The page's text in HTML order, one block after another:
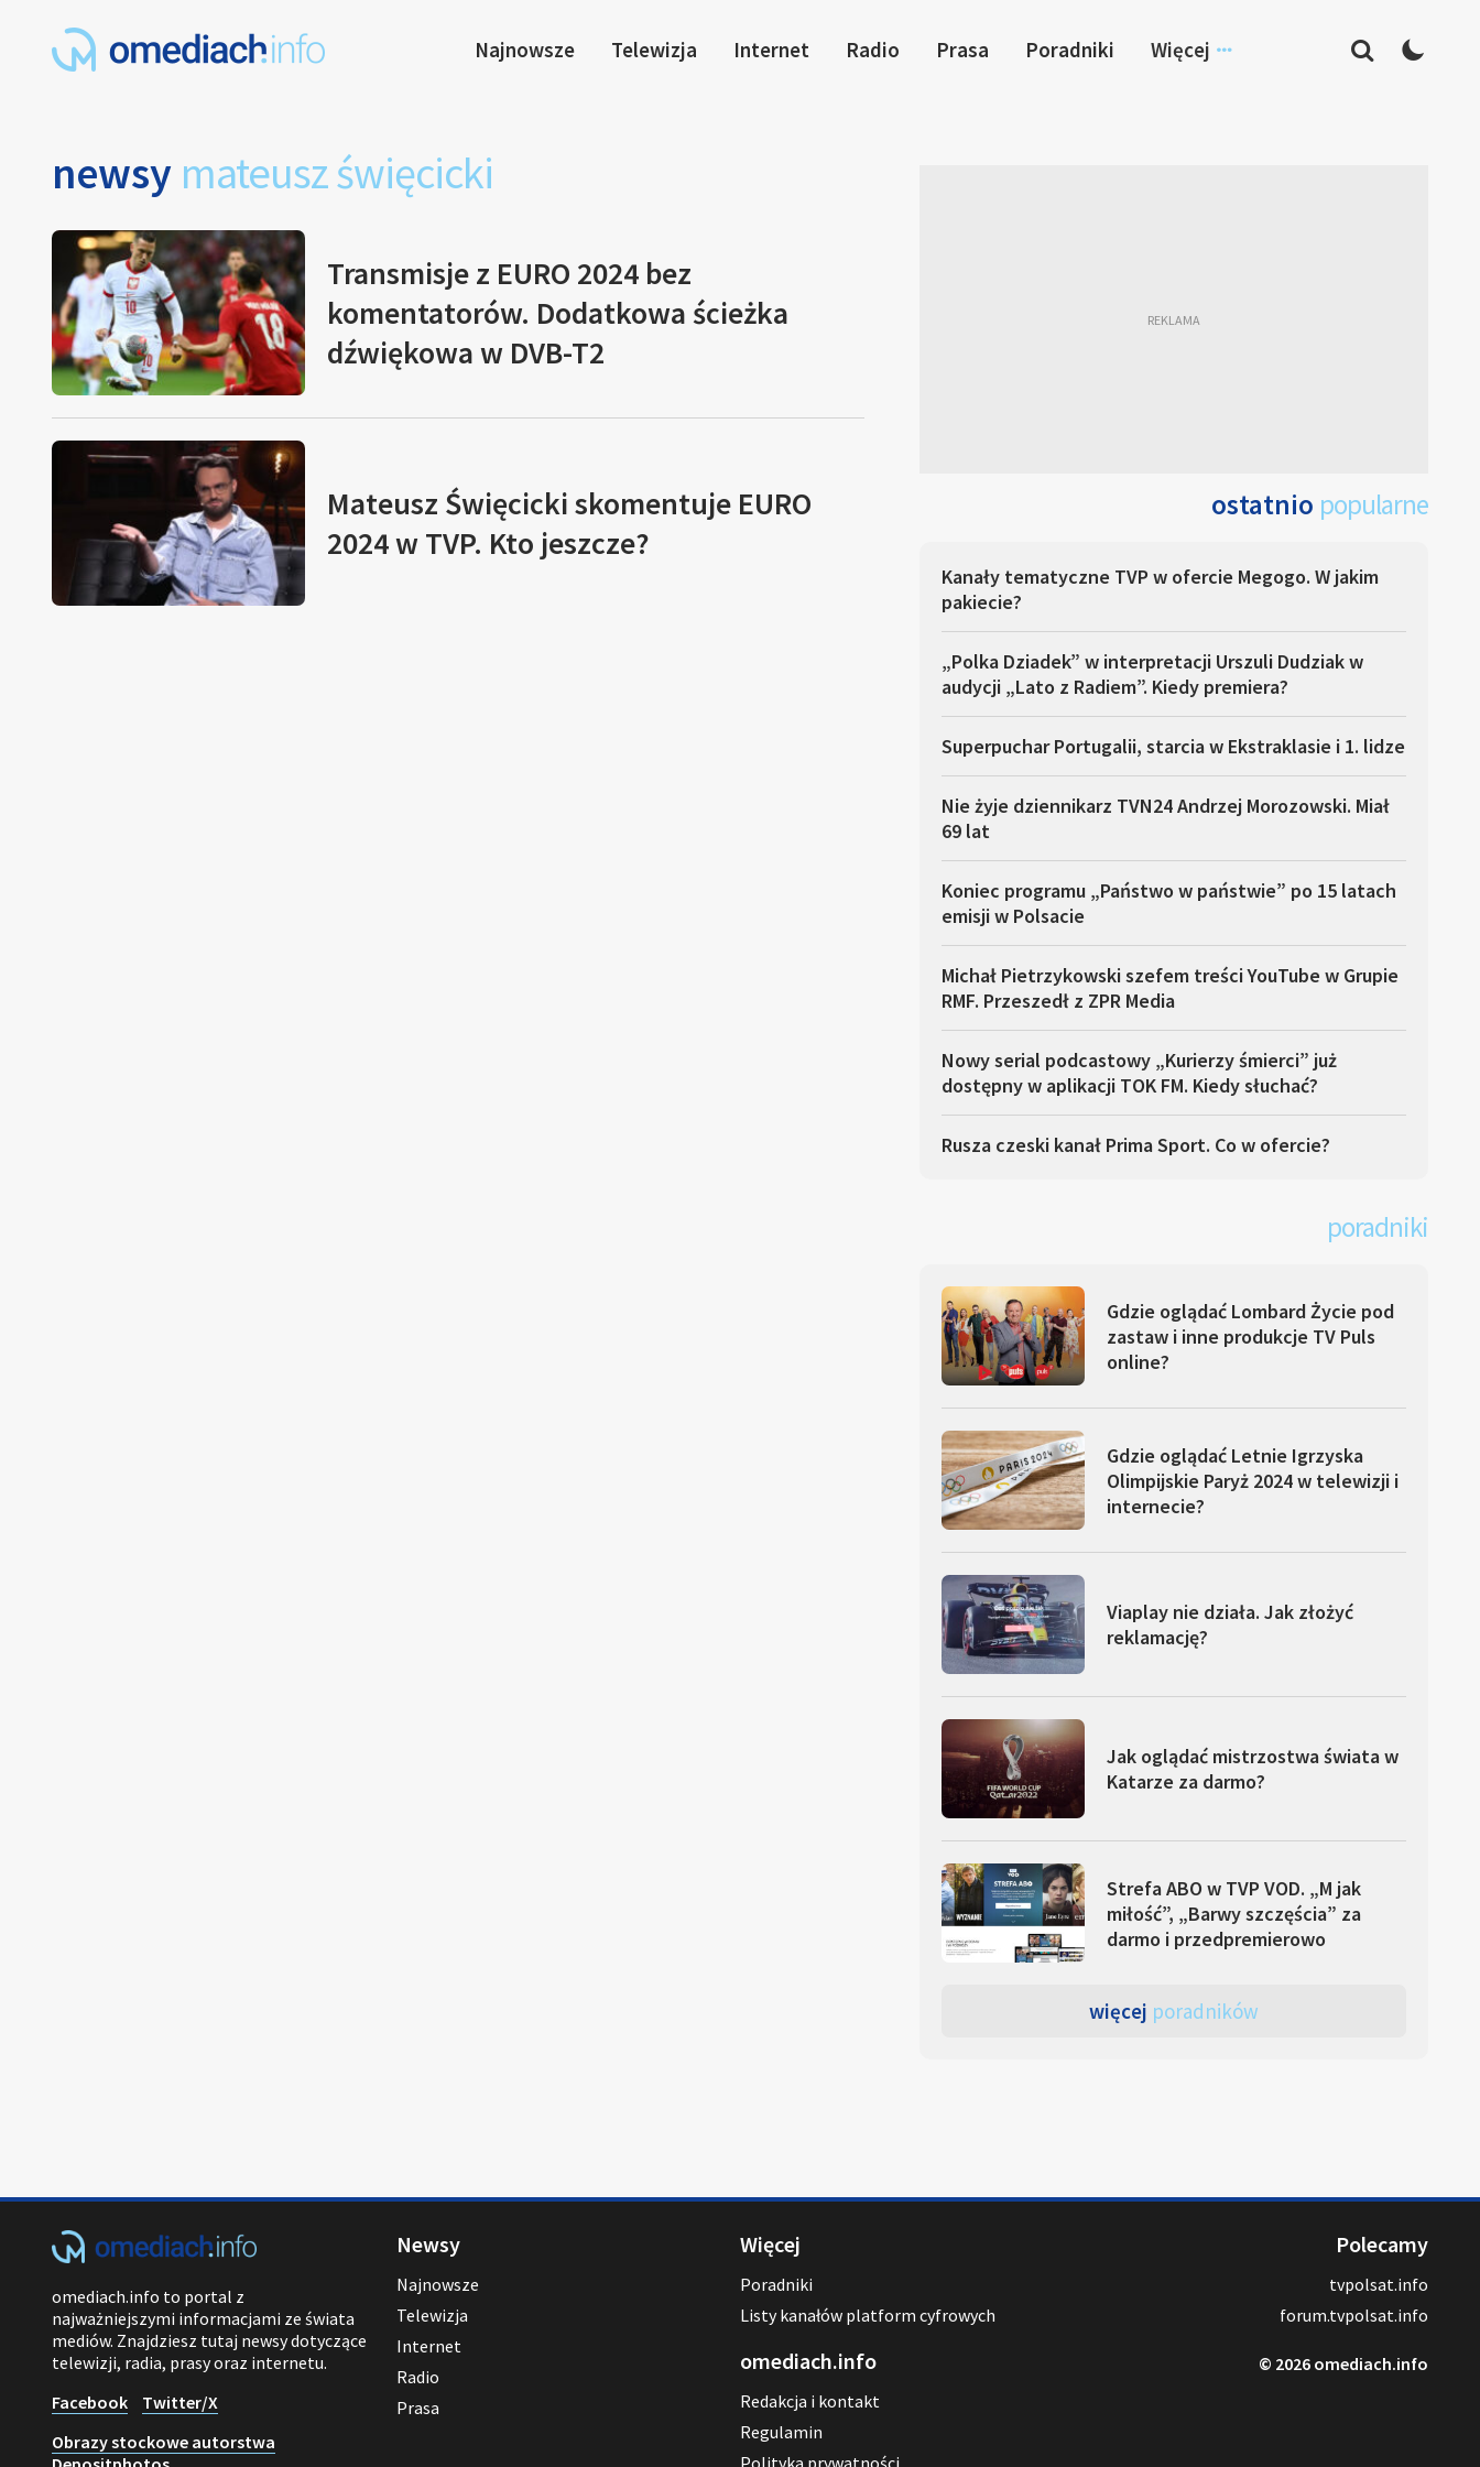
Najnowsze Telewizja Internet Radio Prasa Poradniki Więcej
newsy mateusz święcicki
Transmisje z EURO 2024 bez
komentatorów. Dodatkowa ścieżka
dźwiękowa w DVB-T2
Mateusz Święcicki skomentuje EURO
2024 w TVP. Kto jeszcze?
ostatnio popularne
Kanały tematyczne TVP w ofercie Megogo. W jakim
pakiecie?
„Polka Dziadek” w interpretacji Urszuli Dudziak w
audycji „Lato z Radiem”. Kiedy premiera?
Superpuchar Portugalii, starcia w Ekstraklasie i 1. lidze
Nie żyje dziennikarz TVN24 Andrzej Morozowski. Miał
69 lat
Koniec programu „Państwo w państwie” po 15 latach
emisji w Polsacie
Michał Pietrzykowski szefem treści YouTube w Grupie
RMF. Przeszedł z ZPR Media
Nowy serial podcastowy „Kurierzy śmierci” już
dostępny w aplikacji TOK FM. Kiedy słuchać?
Rusza czeski kanał Prima Sport. Co w ofercie?
poradniki
Gdzie oglądać Lombard Życie pod
zastaw i inne produkcje TV Puls
online?
Gdzie oglądać Letnie Igrzyska
Olimpijskie Paryż 2024 w telewizji i
internecie?
Viaplay nie działa. Jak złożyć
reklamację?
Jak oglądać mistrzostwa świata w
Katarze za darmo?
Strefa ABO w TVP VOD. „M jak
miłość”, „Barwy szczęścia” za
darmo i przedpremierowo
więcej poradników
omediach.info to portal z
najważniejszymi informacjami ze świata
mediów. Znajdziesz tutaj newsy dotyczące
telewizji, radia, prasy oraz internetu.
Facebook
Twitter/X
Obrazy stockowe autorstwa
Newsy
Najnowsze
Telewizja
Internet
Radio
Prasa
Więcej
Poradniki
Listy kanałów platform cyfrowych
omediach.info
Redakcja i kontakt
Regulamin
Polityka prywatności
Polecamy
tvpolsat.info
forum.tvpolsat.info
© 2026 omediach.info